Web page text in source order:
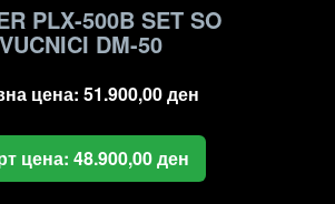
PLX-500B SET SO
DM-50
цена: 51.900,00ден
цена: 48.900,00ден